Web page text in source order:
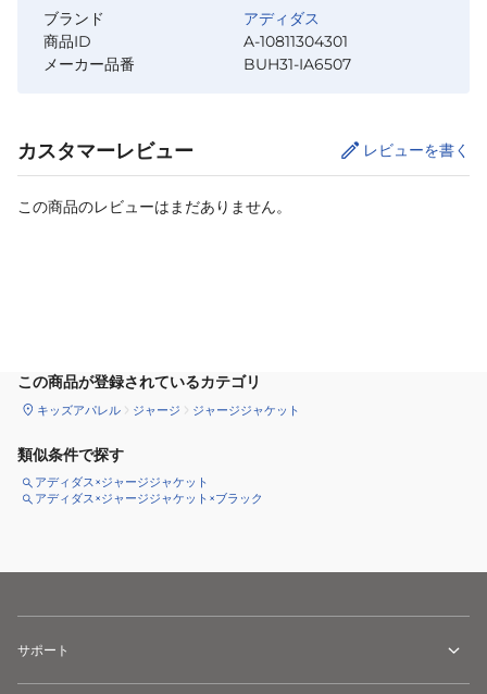
ブランド
アディダス
商品ID
A-10811304301
メーカー品番
BUH31-IA6507
カスタマーレビュー レビューを書く
この商品のレビューはまだありません。
この商品が登録されているカテゴリ
キッズアパレル ジャージ ジャージジャケット
類似条件で探す
アディダス×ジャージジャケット
アディダス×ジャージジャケット×ブラック
サポート